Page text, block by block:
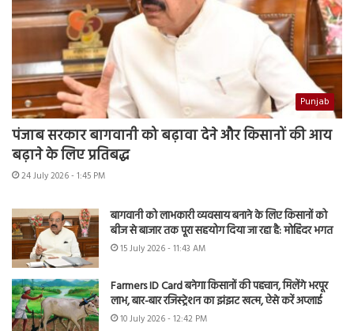
Punjab
पंजाब सरकार बागवानी को बढ़ावा देने और किसानों की आय
बढ़ाने के लिए प्रतिबद्ध
24 July 2026 - 1:45 PM
बागवानी को लाभकारी व्यवसाय बनाने के लिए किसानों को
बीज से बाजार तक पूरा सहयोग दिया जा रहा है: मोहिंदर भगत
15 July 2026 - 11:43 AM
Farmers ID Card बनेगा किसानों की पहचान, मिलेंगे भरपूर
लाभ, बार-बार रजिस्ट्रेशन का झंझट खत्म, ऐसे करें अप्लाई
10 July 2026 - 12:42 PM